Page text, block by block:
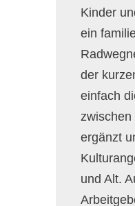
Kinder
ein
der
einfach
zwischen
ergänzt
und Alt.